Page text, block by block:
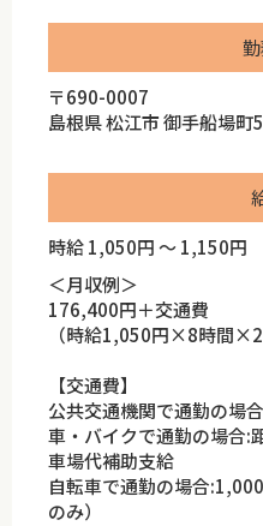
〒690-0007
島根県 松江市 御手船場
時給 1,050円 ～ 1,150円
＜月収例＞
176,400円＋交通費
（時給1,050円×8時間
【交通費】
公共交通機関で通勤の場
車・バイクで通勤の場合:
車場代補助支給
自転車で通勤の場合
のみ）